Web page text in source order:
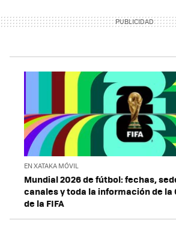
EN XATAKA MÓVIL
Mundial 2026 de fútbol: fechas,
canales y toda la información de la
de la FIFA